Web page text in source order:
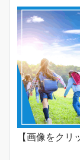
【画像をクリ